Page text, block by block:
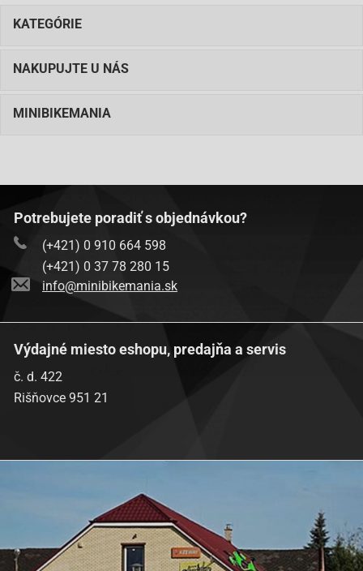
KATEGÓRIE
NAKUPUJTE U NÁS
MINIBIKEMANIA
Potrebujete poradiť s objednávkou?
(+421) 0 910 664 598
(+421) 0 37 78 280 15
info@minibikemania.sk
Výdajné miesto eshopu, predajňa a servis
č. d. 422
Rišňovce 951 21